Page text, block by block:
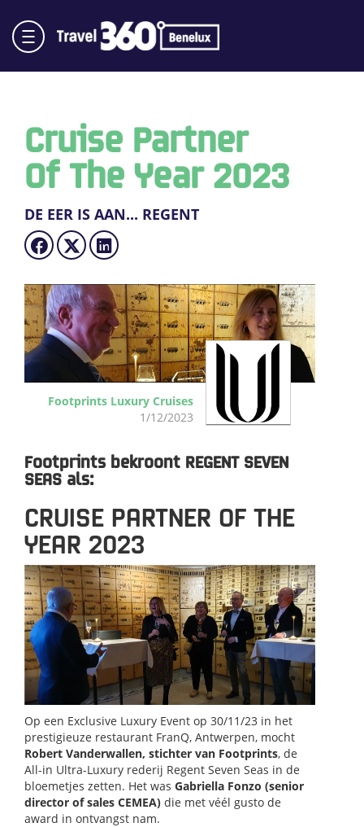
Cruise Partner
Of The Year 2023
DE EER IS AAN... REGENT
Footprints Luxury Cruises
1/12/2023
Footprints bekroont REGENT SEVEN
SEAS als:
CRUISE PARTNER OF THE
YEAR 2023
Op een Exclusive Luxury Event op 30/11/23 in het
prestigieuze restaurant FranQ, Antwerpen, mocht
Robert Vanderwallen, stichter van Footprints, de
All-in Ultra-Luxury rederij Regent Seven Seas in de
bloemetjes zetten. Het was Gabriella Fonzo (senior
director of sales CEMEA) die met véél gusto de
award in ontvangst nam.